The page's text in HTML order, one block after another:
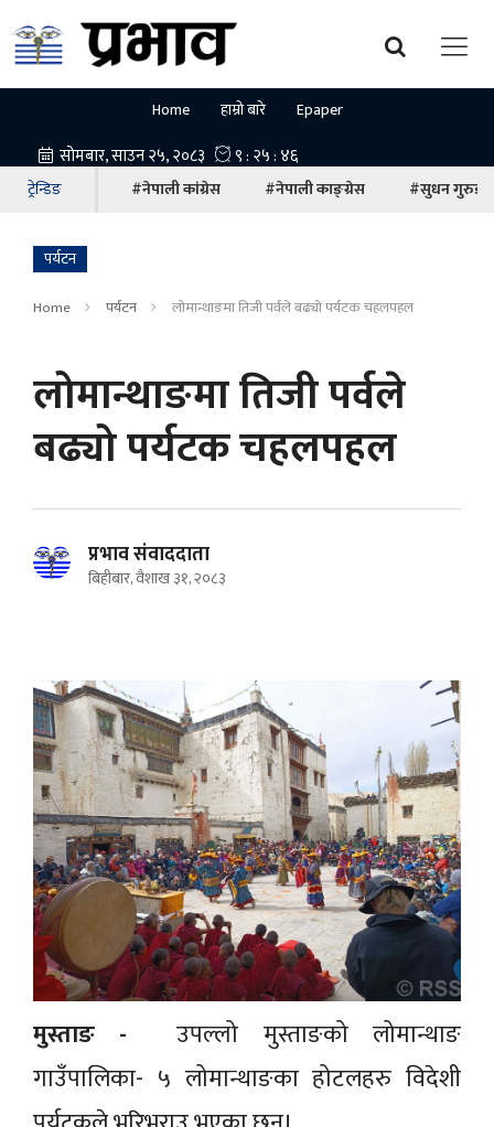
Home हाम्रो बारे Epaper
ट्रेन्डिङ #नेपाली कांग्रेस #नेपाली काङ्ग्रेस #सुधन गुरुङ
पर्यटन
Home पर्यटन लोमान्थाङमा तिजी पर्वले बढ्यो पर्यटक चहलपहल
लोमान्थाङमा तिजी पर्वले
बढ्यो पर्यटक चहलपहल
प्रभाव संवाददाता
बिहीबार, वैशाख ३१, २०८३
मुस्ताङ - उपल्लो मुस्ताङको लोमान्थाङ
गाउँपालिका- ५ लोमान्थाङका होटलहरु विदेशी